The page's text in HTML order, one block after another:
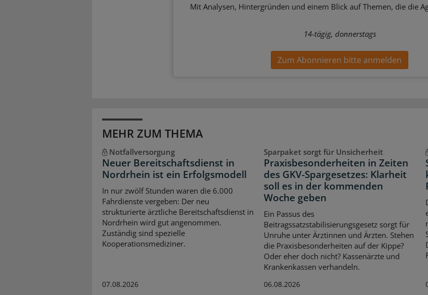
Mit Analysen, Hintergründen und einem Blick auf Themen, die die
14-tägig, donnerstags
Zum Abonnieren bitte anmelden
MEHR ZUM THEMA
Notfallversorgung
Neuer Bereitschaftsdienst in
Nordrhein ist ein Erfolgsmodell
In nur zwölf Stunden waren die 6.000
Fahrdienste vergeben: Der neu
strukturierte ärztliche Bereitschaftsdienst in
Nordrhein wird gut angenommen.
Zuständig sind spezielle
Kooperationsmediziner.
07.08.2026
Sparpaket sorgt für Unsicherheit
Praxisbesonderheiten in Zeiten
des GKV-Spargesetzes: Klarheit
soll es in der kommenden
Woche geben
Ein Passus des
Beitragssatzstabilisierungsgesetz sorgt für
Unruhe unter Ärztinnen und Ärzten. Stehen
die Praxisbesonderheiten auf der Kippe?
Oder eher doch nicht? Kassenärzte und
Krankenkassen verhandeln.
06.08.2026